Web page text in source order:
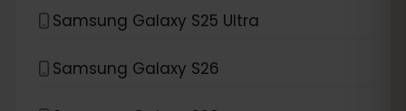
Samsung Galaxy S25 Ultra
Samsung Galaxy S26